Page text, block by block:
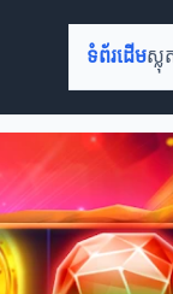
ទំព័រដើមស្